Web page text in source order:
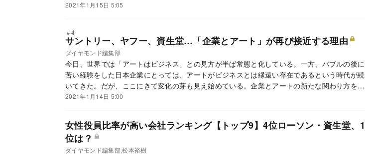
2021年1月15日 5:05
＃4
サントリー、ヤフー、資生堂…「企業とアート」が再び接近する理由
ダイヤモンド編集部
今日、世界では「アートはビジネス」との見方が半ば常態と化している。一方、バブルの後に
苦い経験をした日本企業にとっては、アートがビジネスとは縁遠い存在であるという時代が続
いてきた。だが、ここにきて変化の芽も見え始めている。企業とアートの新たな関わり方を模
索する変革の波が動き始めたのだ。「企業とアート」の関係をめぐる現在地を探る。
2021年1月14日 5:00
女性役員比率が高い会社ランキング【トップ9】4位ローソン・資生堂、1
位は？
ダイヤモンド編集部,松本裕樹